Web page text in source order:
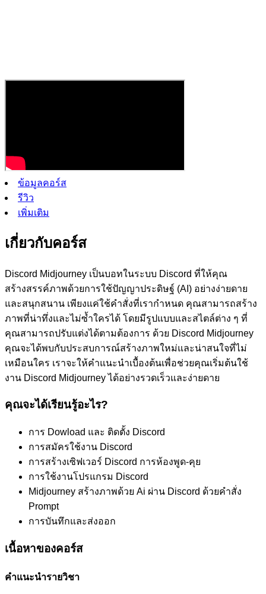
ข้อมูลคอร์ส
รีวิว
เพิ่มเติม
เกี่ยวกับคอร์ส
Discord Midjourney เป็นบอทในระบบ Discord ที่ให้คุณ
สร้างสรรค์ภาพด้วยการใช้ปัญญาประดิษฐ์ (AI) อย่างง่ายดาย
และสนุกสนาน เพียงแค่ใช้คำสั่งที่เรากำหนด คุณสามารถสร้าง
ภาพที่น่าทึ่งและไม่ซ้ำใครได้ โดยมีรูปแบบและสไตล์ต่าง ๆ ที่
คุณสามารถปรับแต่งได้ตามต้องการ ด้วย Discord Midjourney
คุณจะได้พบกับประสบการณ์สร้างภาพใหม่และน่าสนใจที่ไม่
เหมือนใคร เราจะให้คำแนะนำเบื้องต้นเพื่อช่วยคุณเริ่มต้นใช้
งาน Discord Midjourney ได้อย่างรวดเร็วและง่ายดาย
คุณจะได้เรียนรู้อะไร?
การ Dowload และ ติดตั้ง Discord
การสมัครใช้งาน Discord
การสร้างเซิฟเวอร์ Discord การห้องพูด-คุย
การใช้งานโปรแกรม Discord
Midjourney สร้างภาพด้วย Ai ผ่าน Discord ด้วยคำสั่ง
Prompt
การบันทึกและส่งออก
เนื้อหาของคอร์ส
คำแนะนำรายวิชา